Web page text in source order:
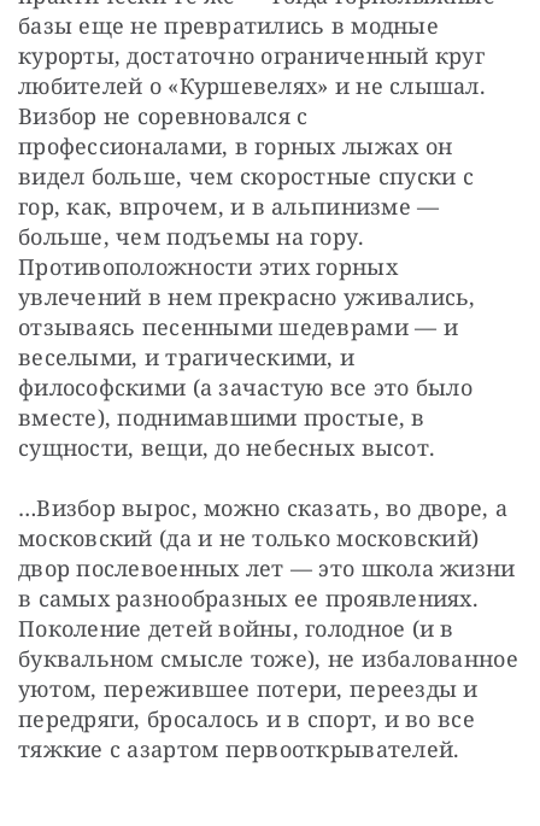
базы еще не превратились в модные
курорты, достаточно ограниченный круг
любителей о «Куршевелях» и не слышал.
Визбор не соревновался с
профессионалами, в горных лыжах он
видел больше, чем скоростные спуски с
гор, как, впрочем, и в альпинизме —
больше, чем подъемы на гору.
Противоположности этих горных
увлечений в нем прекрасно уживались,
отзываясь песенными шедеврами — и
веселыми, и трагическими, и
философскими (а зачастую все это было
вместе), поднимавшими простые, в
сущности, вещи, до небесных высот.
…Визбор вырос, можно сказать, во дворе, а
московский (да и не только московский)
двор послевоенных лет — это школа жизни
в самых разнообразных ее проявлениях.
Поколение детей войны, голодное (и в
буквальном смысле тоже), не избалованное
уютом, пережившее потери, переезды и
передряги, бросалось и в спорт, и во все
тяжкие с азартом первооткрывателей.